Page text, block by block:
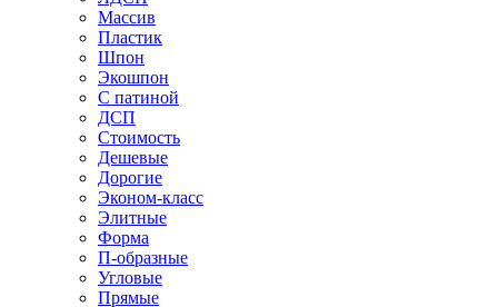
Массив
Пластик
Шпон
Экошпон
С патиной
ДСП
Стоимость
Дешевые
Дорогие
Эконом-класс
Элитные
Форма
П-образные
Угловые
Прямые